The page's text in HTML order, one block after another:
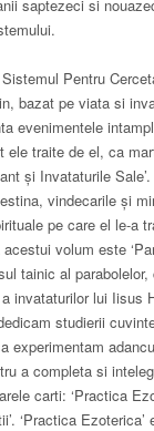
saptezeci si
Pentru
bazat pe viata si
evenimentele
traite de el, ca
şi Invataturile
vindecarile şi
pe care el le-a
volum este
tainic al
invataturilor lui Iisus
studierii
experimentam
a completa si
carti: ‘Practica
‘Practica